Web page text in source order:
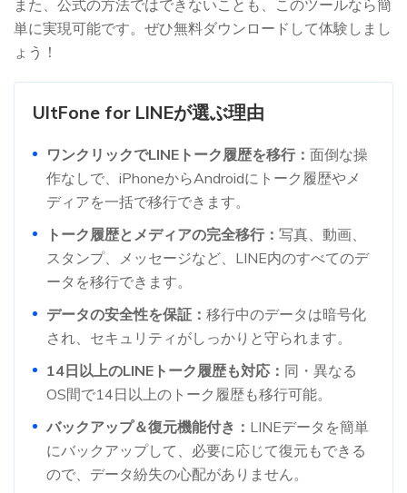
また、公式の方法ではできないことも、このツールなら簡
単に実現可能です。ぜひ無料ダウンロードして体験しまし
ょう！
UltFone for LINEが選ぶ理由
ワンクリックでLINEトーク履歴を移行： 面倒な操
作なしで、iPhoneからAndroidにトーク履歴やメ
ディアを一括で移行できます。
トーク履歴とメディアの完全移行： 写真、動画、
スタンプ、メッセージなど、LINE内のすべてのデ
ータを移行できます。
データの安全性を保証： 移行中のデータは暗号化
され、セキュリティがしっかりと守られます。
14日以上のLINEトーク履歴も対応： 同・異なる
OS間で14日以上のトーク履歴も移行可能。
バックアップ＆復元機能付き： LINEデータを簡単
にバックアップして、必要に応じて復元もできる
ので、データ紛失の心配がありません。